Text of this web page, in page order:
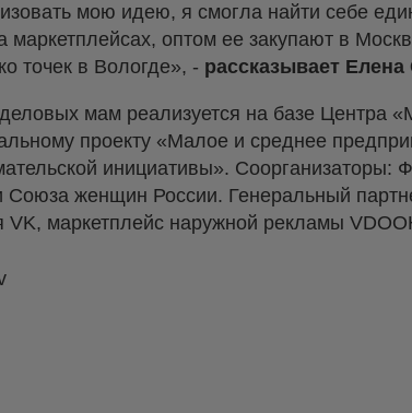
мою идею, я смогла найти себе
маркетплейсах, оптом ее закупают в
точек в Вологде», - рассказывает Елена
мам реализуется на базе Центра
проекту «Малое и среднее
инициативы». Соорганизаторы:
женщин России. Генеральный
маркетплейс наружной рекламы